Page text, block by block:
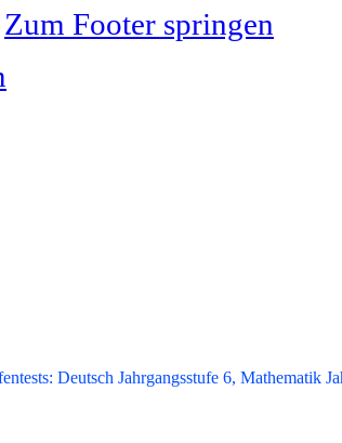
Zum Footer springen
Deutsch Jahrgangsstufe 6, Mathematik